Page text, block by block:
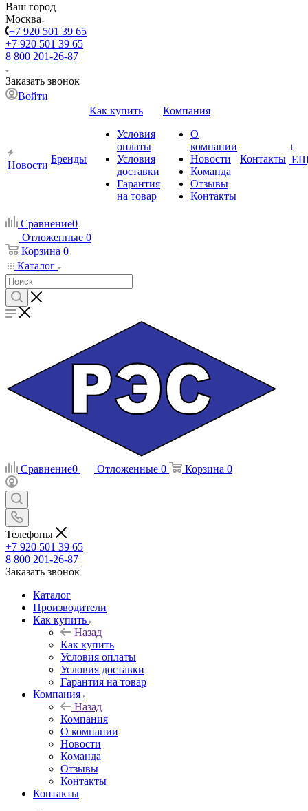
Ваш город
Москва
+7 920 501 39 65
+7 920 501 39 65
8 800 201-26-87
Заказать звонок
Войти
Новости
Бренды
Как купить
Условия
оплаты
Условия
доставки
Гарантия
на товар
Компания
О
компании
Новости
Команда
Отзывы
Контакты
Контакты
+
Сравнение0
Отложенные 0
Корзина 0
Каталог
Сравнение0 Отложенные 0 Корзина 0
Телефоны
+7 920 501 39 65
8 800 201-26-87
Заказать звонок
Каталог
Производители
Как купить
Назад
Как купить
Условия оплаты
Условия доставки
Гарантия на товар
Компания
Назад
Компания
О компании
Новости
Команда
Отзывы
Контакты
Контакты